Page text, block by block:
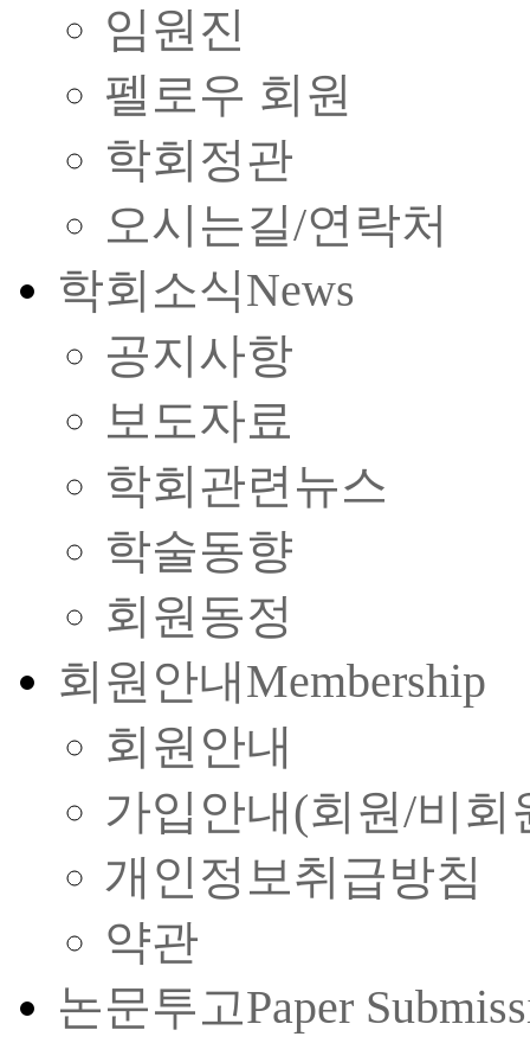
임원진
펠로우 회원
학회정관
오시는길/연락처
학회소식News
공지사항
보도자료
학회관련뉴스
학술동향
회원동정
회원안내Membership
회원안내
가입안내(회원/비회
개인정보취급방침
약관
논문투고Paper